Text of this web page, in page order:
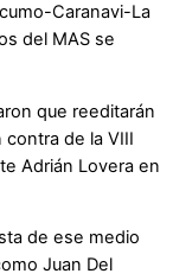
Caranavi-La
del MAS se
que reeditarán
de la VIII
Adrián Lovera en
de ese medio
Juan Del